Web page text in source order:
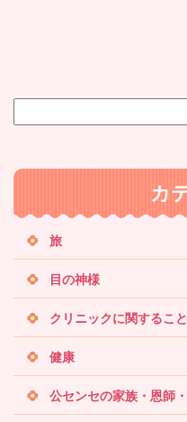
イ
内
索
索
カ
旅
目の神様
クリニックに関すること
健康
公センセの家族・恩師